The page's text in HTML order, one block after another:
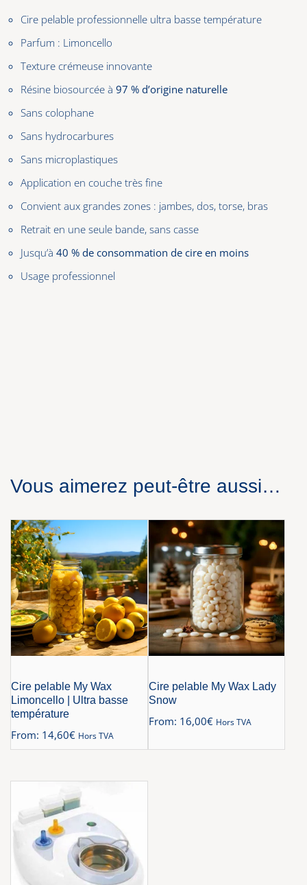
Cire pelable professionnelle ultra basse température
Parfum : Limoncello
Texture crémeuse innovante
Résine biosourcée à 97 % d’origine naturelle
Sans colophane
Sans hydrocarbures
Sans microplastiques
Application en couche très fine
Convient aux grandes zones : jambes, dos, torse, bras
Retrait en une seule bande, sans casse
Jusqu’à 40 % de consommation de cire en moins
Usage professionnel
Vous aimerez peut-être aussi…
Cire pelable My Wax
Limoncello | Ultra basse
température
From: 14,60€ Hors TVA
Cire pelable My Wax Lady
Snow
From: 16,00€ Hors TVA